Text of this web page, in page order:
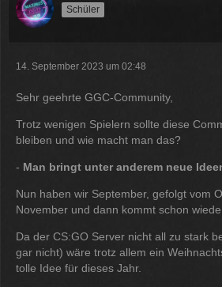
65 für Forum Update.
Physicus
Woltlab und Plugins
auch so um locker
einem aus der Tasche
wird
McCracker007
Ja das ist echt wild.
wenn man innerhalb 2
Schüler
14. September 2023 um 02:48
Sehr geehrte GGC-Community,
Trotz wenigen Spielern sollte diese
bleiben und wie macht man das?
- Man bringt unter anderem neue
Nun haben wir September, gefolgt vom
November und dann kommt schon
Da der CS:GO Server nicht all zu stark
gar nicht) wäre trotz allem ein
tolle Idee für dieses Jahr.